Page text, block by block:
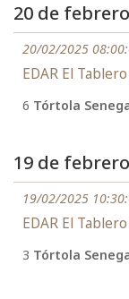
20 de
20/02/2025
EDAR El
6 Tórtola
19 de
19/02/2025
EDAR El
3 Tórtola